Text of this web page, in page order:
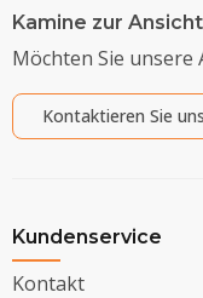
Kamine zur
Möchten Sie unsere
Kontaktieren Sie
Kundenservice
Kontakt